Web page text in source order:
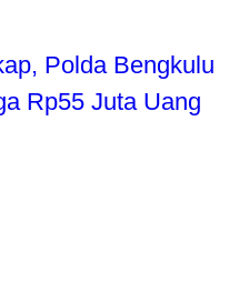
Polda Bengkulu
Rp55 Juta Uang